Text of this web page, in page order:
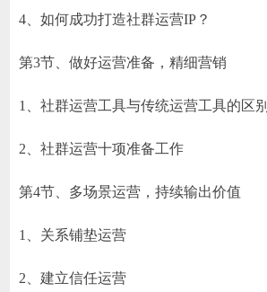
4、如何成功打造社群运营IP？
第3节、做好运营准备，精细营销
1、社群运营工具与传统运营工具的区别
2、社群运营十项准备工作
第4节、多场景运营，持续输出价值
1、关系铺垫运营
2、建立信任运营